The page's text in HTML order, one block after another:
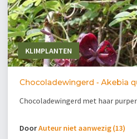
KLIMPLANTEN
Chocoladewingerd - Akebia
Chocoladewingerd met haar
DoorAuteur niet aanwezig (13)